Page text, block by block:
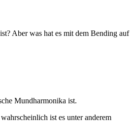
Aber was hat es mit dem Bending auf
Mundharmonika ist.
ist es unter anderem